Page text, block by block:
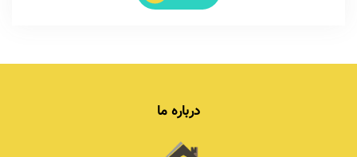
درباره ما